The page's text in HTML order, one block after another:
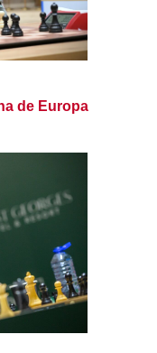
de Europa